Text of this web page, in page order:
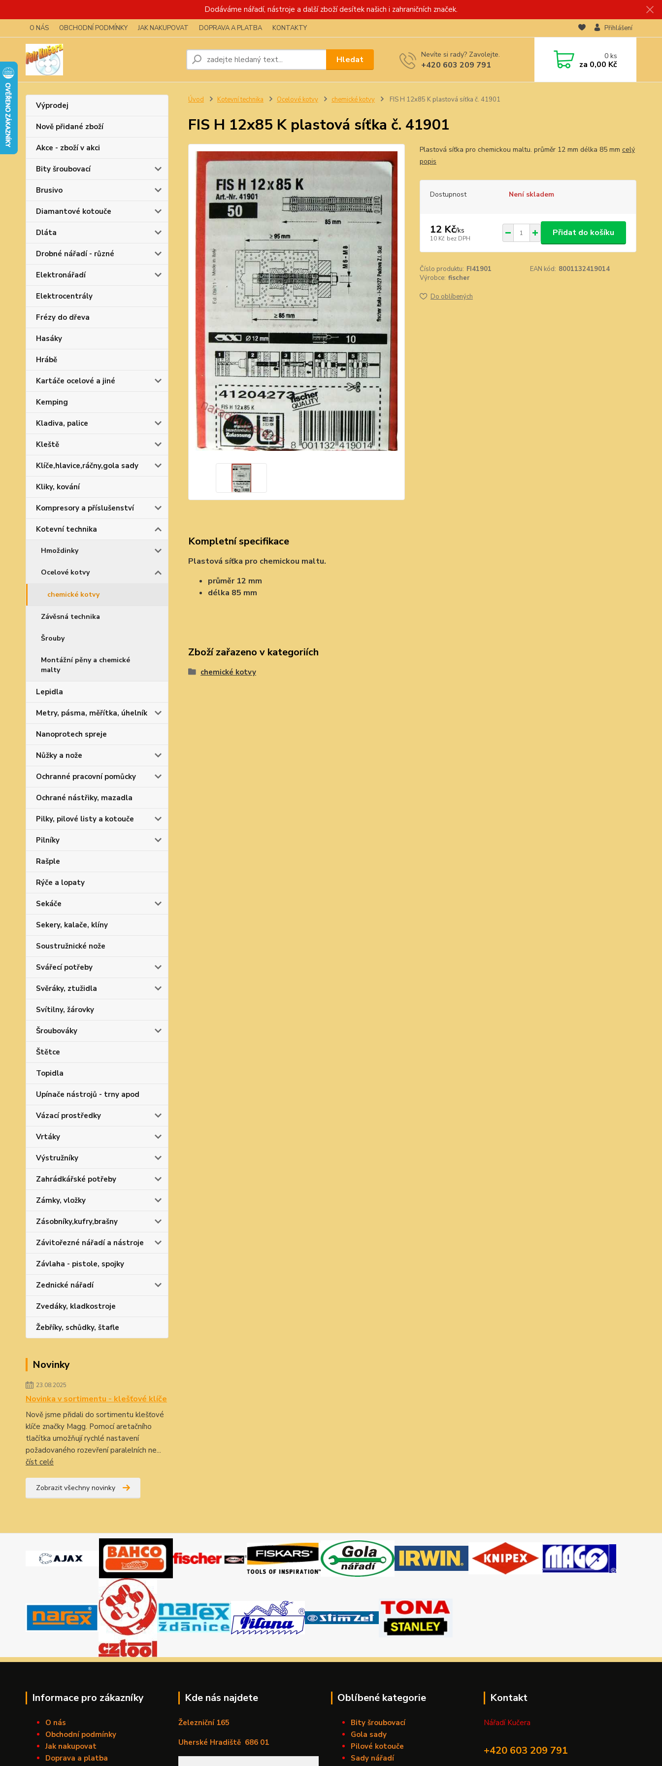
Dodáváme nářadí, nástroje a další zboží desítek našich i zahraničních značek.
O NÁS OBCHODNÍ PODMÍNKY JAK NAKUPOVAT DOPRAVA A PLATBA KONTAKTY Přihlášení
Hledat Nevíte si rady? Zavolejte.
+420 603 209 791
0ks
za 0,00 Kč
Výprodej
Nově přidané zboží
Akce - zboží v akci
Bity šroubovací
Brusivo
Diamantové kotouče
Dláta
Drobné nářadí - různé
Elektronářadí
Elektrocentrály
Frézy do dřeva
Hasáky
Hrábě
Kartáče ocelové a jiné
Kemping
Kladiva, palice
Kleště
Klíče,hlavice,ráčny,gola sady
Kliky, kování
Kompresory a příslušenství
Kotevní technika
Hmoždinky
Ocelové kotvy
chemické kotvy
Závěsná technika
Šrouby
Montážní pěny a chemické
malty
Lepidla
Metry, pásma, měřítka, úhelník
Nanoprotech spreje
Nůžky a nože
Ochranné pracovní pomůcky
Ochrané nástřiky, mazadla
Pilky, pilové listy a kotouče
Pilníky
Rašple
Rýče a lopaty
Sekáče
Sekery, kalače, klíny
Soustružnické nože
Svářecí potřeby
Svěráky, ztužidla
Svítilny, žárovky
Šroubováky
Štětce
Topidla
Upínače nástrojů - trny apod
Vázací prostředky
Vrtáky
Výstružníky
Zahrádkářské potřeby
Zámky, vložky
Zásobníky,kufry,brašny
Závitořezné nářadí a nástroje
Závlaha - pistole, spojky
Zednické nářadí
Zvedáky, kladkostroje
Žebříky, schůdky, štafle
Novinky
23.08.2025
Novinka v sortimentu - klešťové klíče
Nově jsme přidali do sortimentu klešťové
klíče značky Magg. Pomocí aretačního
tlačítka umožňují rychlé nastavení
požadovaného rozevření paralelních ne...
číst celé
Zobrazit všechny novinky
Úvod Kotevní technika Ocelové kotvy chemické kotvy FIS H 12x85 K plastová síťka č. 41901
FIS H 12x85 K plastová síťka č. 41901
Plastová síťka pro chemickou maltu. průměr 12 mm délka 85 mm celý
popis
Dostupnost Není skladem
12 Kč/ks
10 Kč bez DPH
Přidat do košíku
Číslo produktu: FI41901 EAN kód: 8001132419014
Výrobce: fischer
Do oblíbených
Kompletní specifikace
Plastová síťka pro chemickou maltu.
průměr 12 mm
délka 85 mm
Zboží zařazeno v kategoriích
chemické kotvy
Informace pro zákazníky
O nás
Obchodní podmínky
Jak nakupovat
Doprava a platba
Kde nás najdete
Železniční 165
Uherské Hradiště 686 01
Oblíbené kategorie
Bity šroubovací
Gola sady
Pilové kotouče
Sady nářadí
Kontakt
Nářadí Kučera
+420 603 209 791